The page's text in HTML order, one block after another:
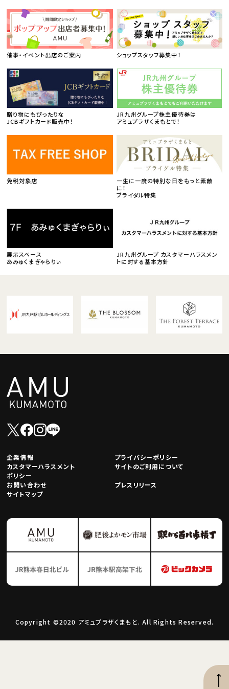
催事・イベント出店のご案内 ショップスタッフ募集中！
贈り物にもぴったりな
JCBギフトカード販売中！
JR九州グループ株主優待券は
アミュプラザくまもとで！
免税対象店
一生に一度の特別な日をもっと素敵
に！
ブライダル特集
展示スペース
あみゅくまぎゃらりぃ
JR九州グループ カスタマーハラスメン
トに対する基本方針
企業情報
プライバシーポリシー
カスタマーハラスメント
ポリシー
サイトのご利用について
お問い合わせ
プレスリリース
サイトマップ
Copyright ©2020 アミュプラザくまもと. All Rights Reserved.